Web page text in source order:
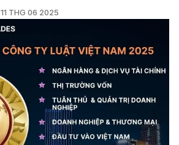
11 THG 06 2025